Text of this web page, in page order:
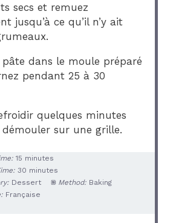
secs et remuez
jusqu’à ce qu’il n’y ait
pâte dans le moule préparé
pendant 25 à 30
quelques minutes
sur une grille.
15 minutes
30 minutes
Dessert Method: Baking
Française